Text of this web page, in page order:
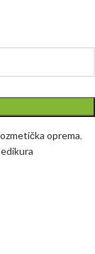
oprema,